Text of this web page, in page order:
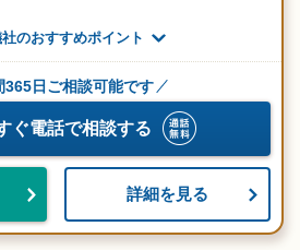
のおすすめポイント
365日ご相談可能です
ぐ電話で相談する
詳細を見る